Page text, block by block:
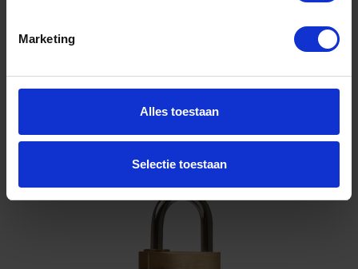
Marketing
Alles toestaan
Selectie toestaan
€ 47,14 incl. BTW
Bestel nu!